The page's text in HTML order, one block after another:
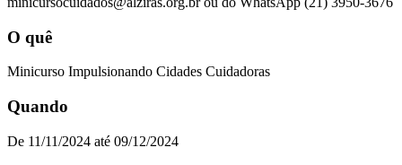
O quê
Minicurso Impulsionando Cidades Cuidadoras
Quando
De 11/11/2024 até 09/12/2024